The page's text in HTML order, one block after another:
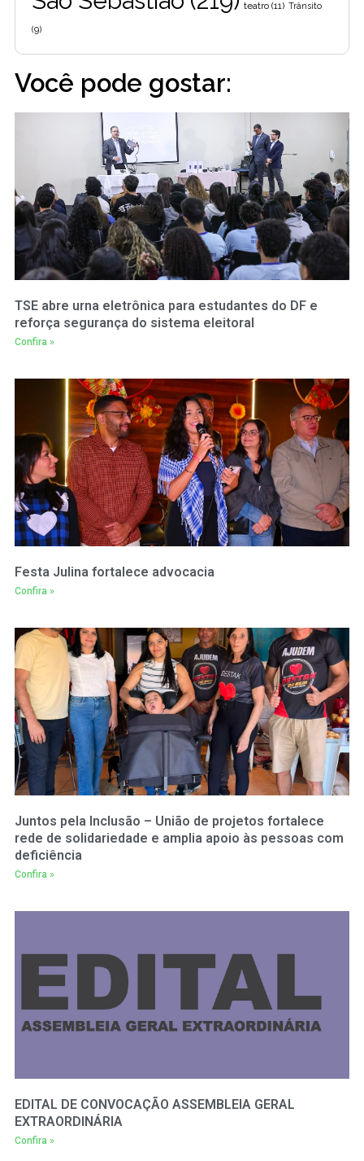
teatro (11) Trânsito
(9)
Você pode gostar:
TSE abre urna eletrônica para estudantes do DF e
reforça segurança do sistema eleitoral
Confira »
Festa Julina fortalece advocacia
Confira »
Juntos pela Inclusão – União de projetos fortalece
rede de solidariedade e amplia apoio às pessoas com
deficiência
Confira »
EDITAL DE CONVOCAÇÃO ASSEMBLEIA GERAL
EXTRAORDINÁRIA
Confira »